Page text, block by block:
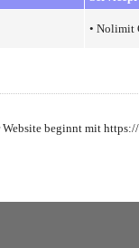
• Nolimit
Website beginnt mit